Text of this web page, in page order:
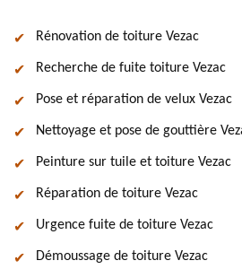
Rénovation de toiture Vezac
Recherche de fuite toiture Vezac
Pose et réparation de velux Vezac
Nettoyage et pose de gouttière
Peinture sur tuile et toiture Vezac
Réparation de toiture Vezac
Urgence fuite de toiture Vezac
Démoussage de toiture Vezac